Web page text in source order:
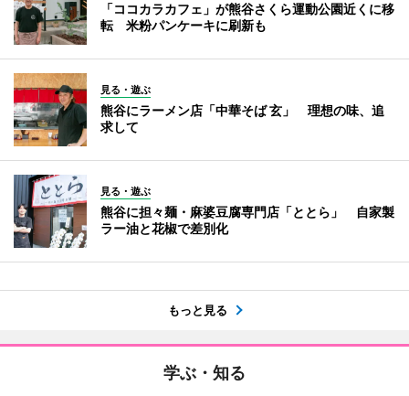
「ココカラカフェ」が熊谷さくら運動公園近くに移
転 米粉パンケーキに刷新も
見る・遊ぶ
熊谷にラーメン店「中華そば 玄」 理想の味、追
求して
見る・遊ぶ
熊谷に担々麺・麻婆豆腐専門店「ととら」 自家製
ラー油と花椒で差別化
もっと見る
学ぶ・知る